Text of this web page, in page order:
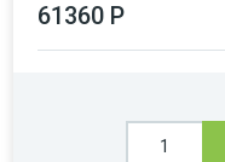
61360 Р